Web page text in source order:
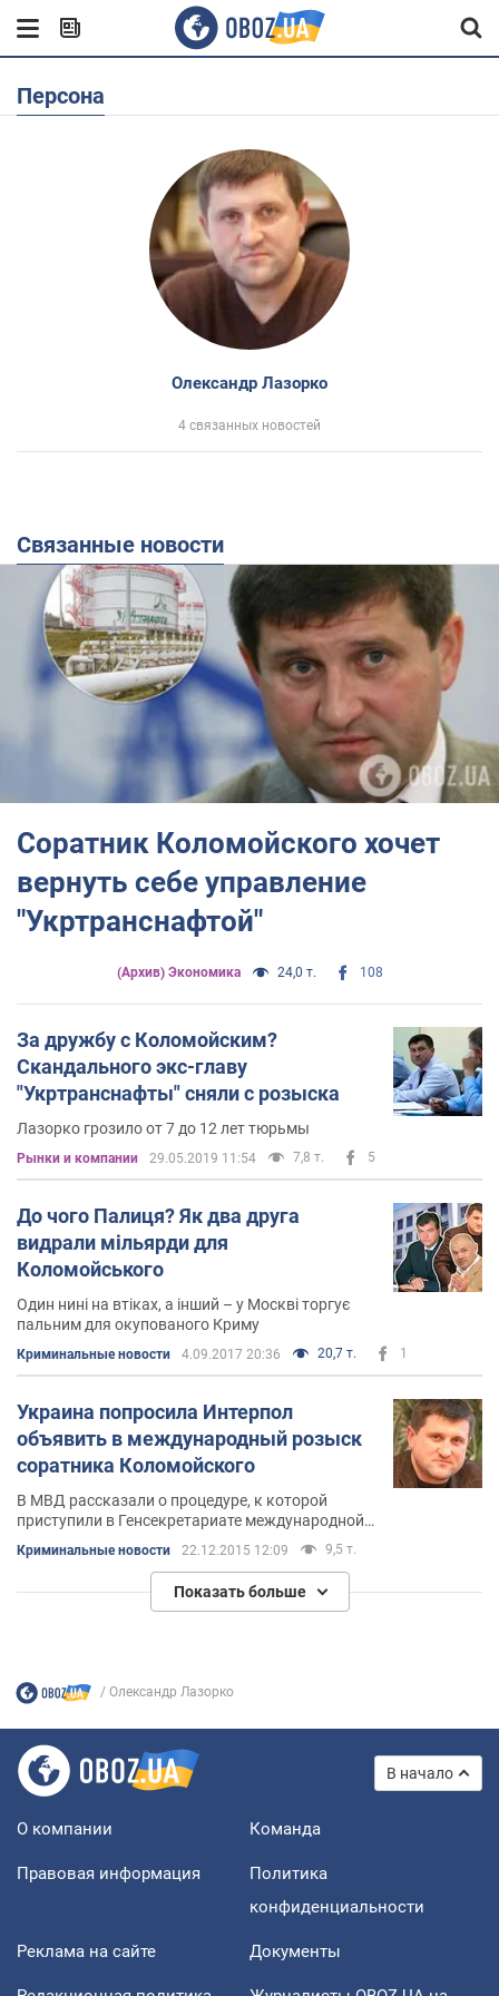
Персона
Олександр Лазорко
4 связанных новостей
Связанные новости
Соратник Коломойского хочет
вернуть себе управление
"Укртранснафтой"
(Архив) Экономика 24,0 т. 108
За дружбу с Коломойским?
Скандального экс-главу
"Укртранснафты" сняли с розыска
Лазорко грозило от 7 до 12 лет тюрьмы
Рынки и компании 29.05.2019 11:54 7,8 т. 5
До чого Палиця? Як два друга
видрали мільярди для
Коломойського
Один нині на втіках, а інший – у Москві торгує
пальним для окупованого Криму
Криминальные новости 4.09.2017 20:36 20,7 т. 1
Украина попросила Интерпол
объявить в международный розыск
соратника Коломойского
В МВД рассказали о процедуре, к которой
приступили в Генсекретариате международной
Криминальные новости 22.12.2015 12:09 9,5 т.
Показать больше
Олександр Лазорко
В начало
О компании Команда
Правовая информация
Политика
конфиденциальности
Реклама на сайте Документы